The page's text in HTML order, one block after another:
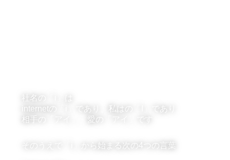
社名の「i」は
internetの「i」であり、私はの「I」であり
相手の「アイ」、愛の「アイ」です
そのうえで「i」から始まる次の4つの言葉